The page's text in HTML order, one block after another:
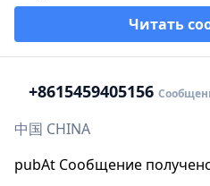
Читать
+8615459405156
中国 CHINA
pubAt Сообщение